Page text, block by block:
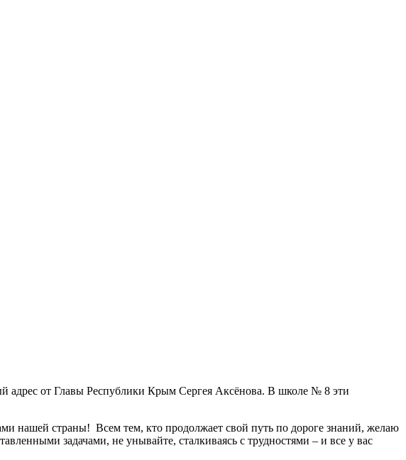
адрес от Главы Республики Крым Сергея Аксёнова. В школе № 8 эти
нашей страны! Всем тем, кто продолжает свой путь по дороге знаний, желаю
задачами, не унывайте, сталкиваясь с трудностями – и все у вас